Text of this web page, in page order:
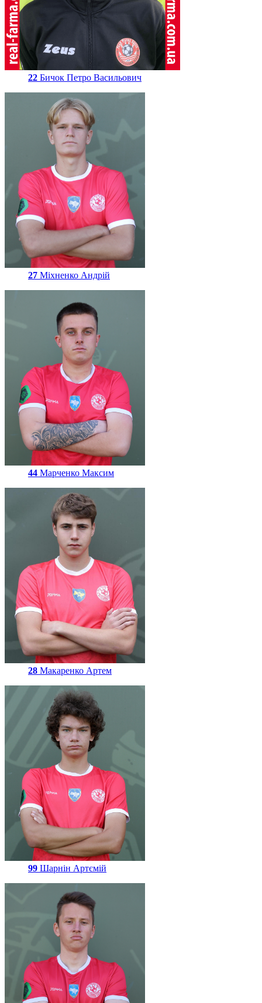
22 Бичок Петро Васильович
27 Міхненко Андрій
44 Марченко Максим
28 Макаренко Артем
99 Шарнін Артємій